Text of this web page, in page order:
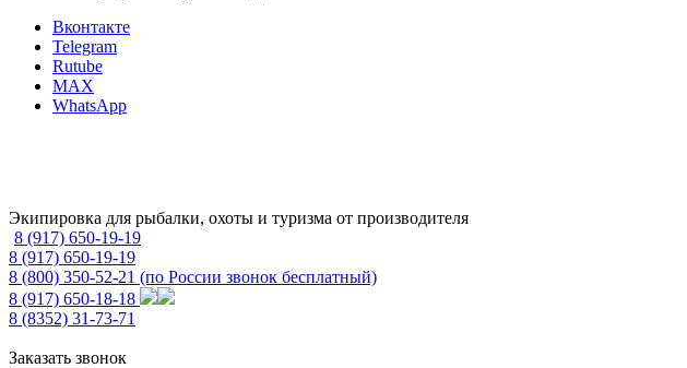
Вконтакте
Telegram
Rutube
MAX
WhatsApp
Экипировка для рыбалки, охоты и туризма от производителя
8 (917) 650-19-19
8 (917) 650-19-19
8 (800) 350-52-21 (по России звонок бесплатный)
8 (917) 650-18-18
8 (8352) 31-73-71
Заказать звонок